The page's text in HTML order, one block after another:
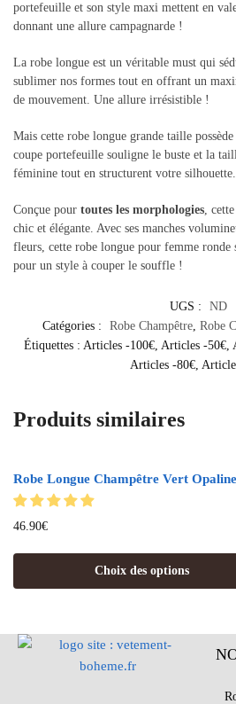
portefeuille et son style maxi mettent en
donnant une allure campagnarde !
La robe longue est un véritable must qui
sublimer nos formes tout en offrant un
de mouvement. Une allure irrésistible !
Mais cette robe longue grande taille
coupe portefeuille souligne le buste et la
féminine tout en structurent votre silhouette.
Conçue pour toutes les morphologies ,
chic et élégante. Avec ses manches
fleurs, cette robe longue pour femme ronde
pour un style à couper le souffle !
UGS :
ND
Catégories :
Robe Champêtre, Robe
Étiquettes : Articles -100€, Articles -50€,
Articles -80€,
Produits similaires
Robe Longue Champêtre Vert Opaline
46.90€
Choix des options